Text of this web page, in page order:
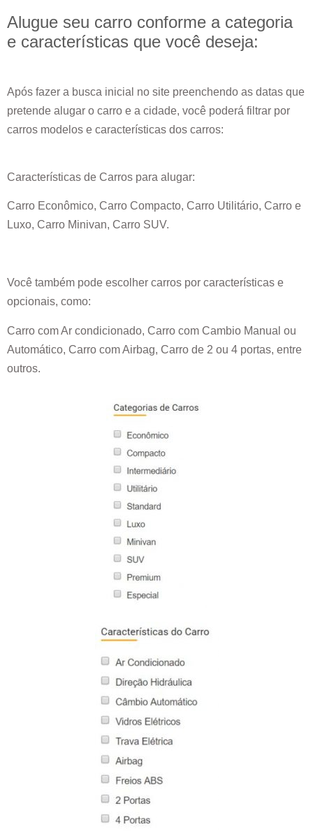
Alugue seu carro conforme a categoria
e características que você deseja:
Após fazer a busca inicial no site preenchendo as datas que
pretende alugar o carro e a cidade, você poderá filtrar por
carros modelos e características dos carros:
Características de Carros para alugar:
Carro Econômico, Carro Compacto, Carro Utilitário, Carro e
Luxo, Carro Minivan, Carro SUV.
Você também pode escolher carros por características e
opcionais, como:
Carro com Ar condicionado, Carro com Cambio Manual ou
Automático, Carro com Airbag, Carro de 2 ou 4 portas, entre
outros.